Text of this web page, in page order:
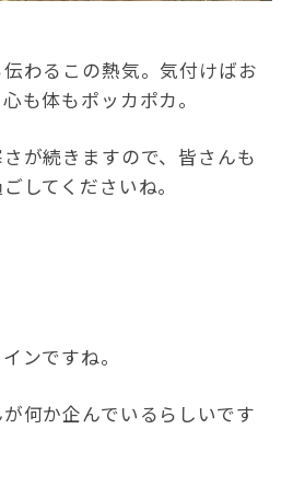
わるこの熱気。気付けばお
も体もポッカポカ。
が続きますので、皆さんも
してくださいね。
ンですね。
が何か企んでいるらしいです